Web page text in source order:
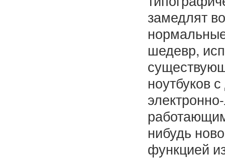
замедлят
шедевр,
ноутбуков
нибудь
функцией